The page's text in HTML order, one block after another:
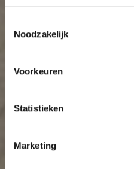
Noodzakelijk
Voorkeuren
Statistieken
Marketing